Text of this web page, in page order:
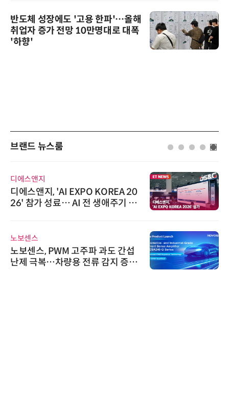
반도체 성장에도 '고용 한파'…올해
취업자 증가 전망 10만명대로 대폭
'하향'
브랜드 뉴스룸
위고페어
위고페어, 서울AI허브 '2026 AI 전
환(AX) 지원사업' 컨소시엄 선정
비쉐이
비쉐이, 모든 주요 리모컨 코드 지
원하는 TSOP15300 시리즈 IR 수